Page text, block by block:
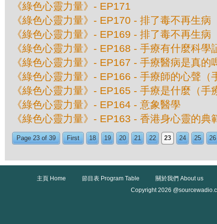
《綠色心靈力量》- EP171
《綠色心靈力量》- EP170 - 排了毒不再生病
《綠色心靈力量》- EP169 - 排了毒不再生病
《綠色心靈力量》- EP168 - 手療有什麼科學
《綠色心靈力量》- EP167 - 手療醫病是真的
《綠色心靈力量》- EP166 - 手療師的心聲（
《綠色心靈力量》- EP165 - 手療是什麼（手
《綠色心靈力量》- EP164 - 意象醫學
《綠色心靈力量》- EP163 - 香港身心靈的典
Page 23 of 39 First 18 19 20 21 22 23 24 25 26
主頁 Home 節目表 Program Table
關於我們 About us
Copyright 2026